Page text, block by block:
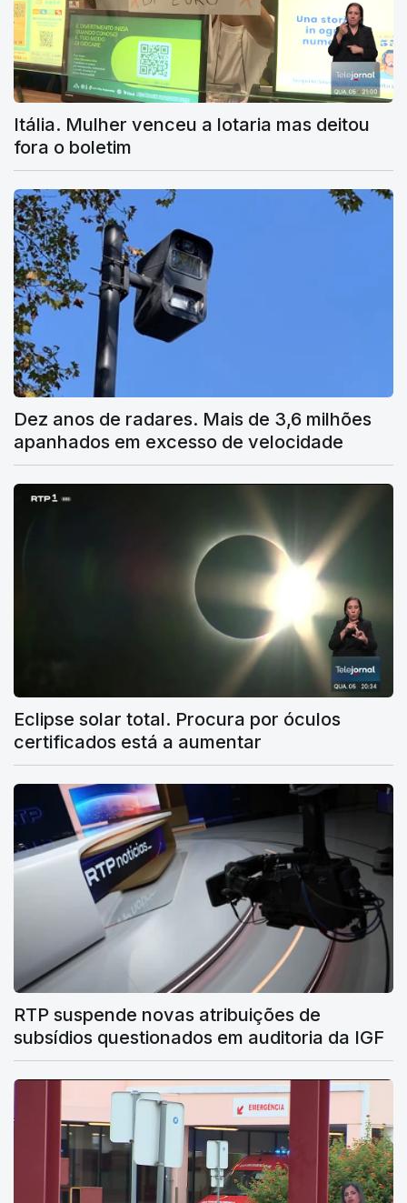
Itália. Mulher venceu a lotaria mas deitou
fora o boletim
Dez anos de radares. Mais de 3,6 milhões
apanhados em excesso de velocidade
Eclipse solar total. Procura por óculos
certificados está a aumentar
RTP suspende novas atribuições de
subsídios questionados em auditoria da IGF